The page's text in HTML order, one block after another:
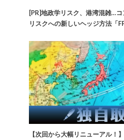
[PR]地政学リスク、港湾混雑…
リスクへの新しいヘッジ方法「
【次回から大幅リニューアル！